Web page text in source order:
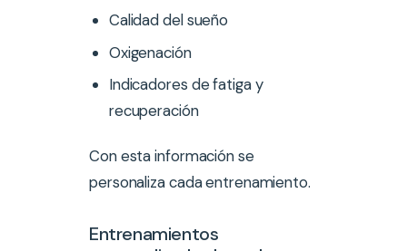
Calidad del sueño
Oxigenación
Indicadores de fatiga y
recuperación
Con esta información se
personaliza cada entrenamiento.
Entrenamientos